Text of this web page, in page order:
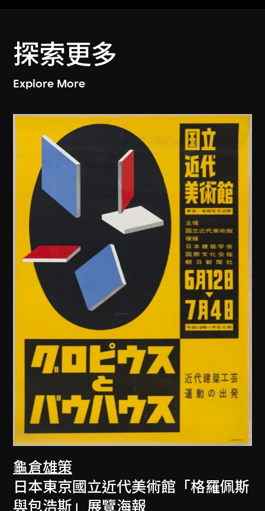
探索更多
Explore More
龜倉雄策
日本東京國立近代美術館「格羅佩斯
與包浩斯」展覽海報